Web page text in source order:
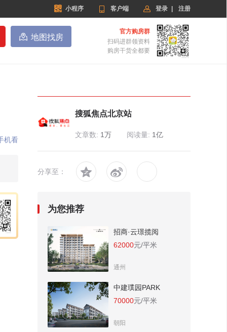
 小程序  客户端  登录 注册
 地图找房
官方购房群
扫码进群领资料
购房干货全都要
机看
搜狐焦点北京站
文章数: 1万 阅读量: 1亿
分享至：  
为您推荐
招商·云璟揽阅
62000元/平米
通州
中建璞园PARK
70000元/平米
朝阳